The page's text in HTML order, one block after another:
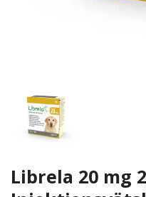
Librela 20 mg